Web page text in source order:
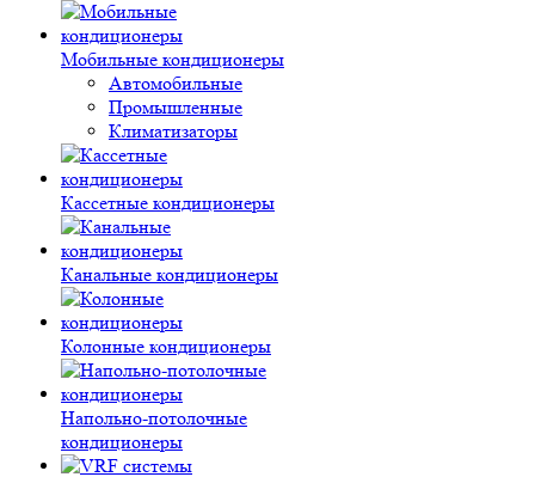
Мобильные кондиционеры
Автомобильные
Промышленные
Климатизаторы
Кассетные кондиционеры
Канальные кондиционеры
Колонные кондиционеры
Напольно-потолочные
кондиционеры